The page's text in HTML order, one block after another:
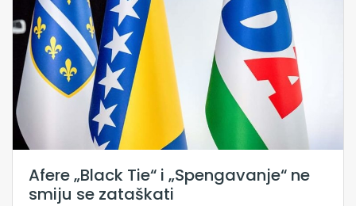
Afere „Black Tie“ i „Spengavanje“ ne
smiju se zataškati